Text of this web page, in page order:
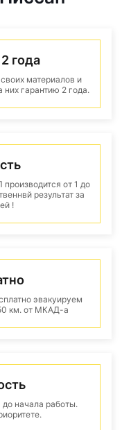
года
материалов и
гарантию 2 года.
от 1 до
результат за
!
эвакуируем
км. от МКАД-а
начала работы.